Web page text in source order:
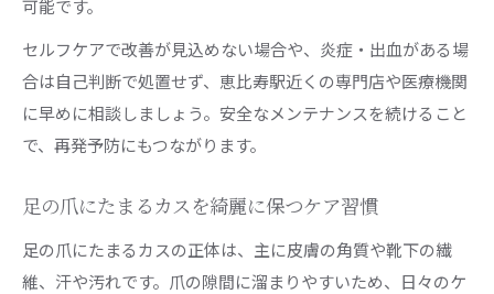
可能です。
セルフケアで改善が見込めない場合や、炎症・出血がある場
合は自己判断で処置せず、恵比寿駅近くの専門店や医療機関
に早めに相談しましょう。安全なメンテナンスを続けること
で、再発予防にもつながります。
足の爪にたまるカスを綺麗に保つケア習慣
足の爪にたまるカスの正体は、主に皮膚の角質や靴下の繊
維、汗や汚れです。爪の隙間に溜まりやすいため、日々のケ